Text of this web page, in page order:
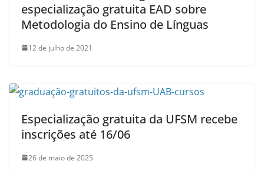
especialização gratuita EAD sobre
Metodologia do Ensino de Línguas
12 de julho de 2021
Especialização gratuita da UFSM recebe
inscrições até 16/06
26 de maio de 2025